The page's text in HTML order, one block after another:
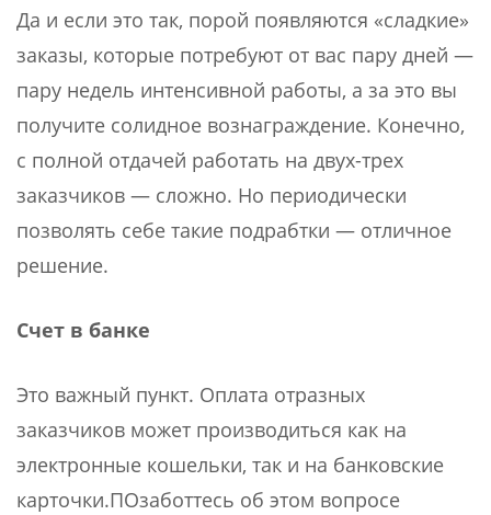
Да и если это так, порой появляются «сладкие»
заказы, которые потребуют от вас пару дней —
пару недель интенсивной работы, а за это вы
получите солидное вознаграждение. Конечно,
с полной отдачей работать на двух-трех
заказчиков — сложно. Но периодически
позволять себе такие подрабтки — отличное
решение.
Счет в банке
Это важный пункт. Оплата отразных
заказчиков может производиться как на
электронные кошельки, так и на банковские
карточки.ПОзаботтесь об этом вопросе